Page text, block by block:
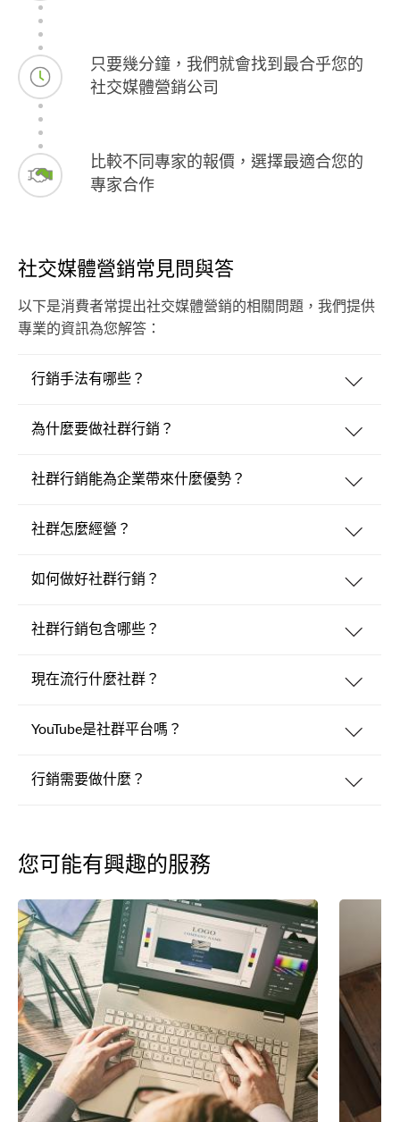
只要幾分鐘，我們就會找到最合乎您的
社交媒體營銷公司
比較不同專家的報價，選擇最適合您的
專家合作
社交媒體營銷常見問與答
以下是消費者常提出社交媒體營銷的相關問題，我們提供
專業的資訊為您解答：
行銷手法有哪些？
為什麼要做社群行銷？
社群行銷能為企業帶來什麼優勢？
社群怎麼經營？
如何做好社群行銷？
社群行銷包含哪些？
現在流行什麼社群？
YouTube是社群平台嗎？
行銷需要做什麼？
您可能有興趣的服務